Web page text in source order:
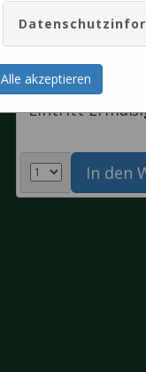
Alle akzeptieren
Eintritt